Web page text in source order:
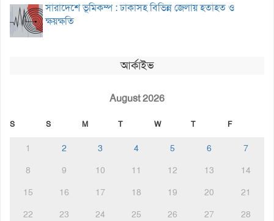
সারাদেশে ভূমিকম্প : ঢাকাসহ বিভিন্ন জেলায় হতাহত ও
ক্ষয়ক্ষতি
আর্কাইভ
August 2026
S S M T W T F
1 2 3 4 5 6
7
8
9 10 11 12 13
14
15
16 17 18 19 20
21
22
23 24 25 26 27
28